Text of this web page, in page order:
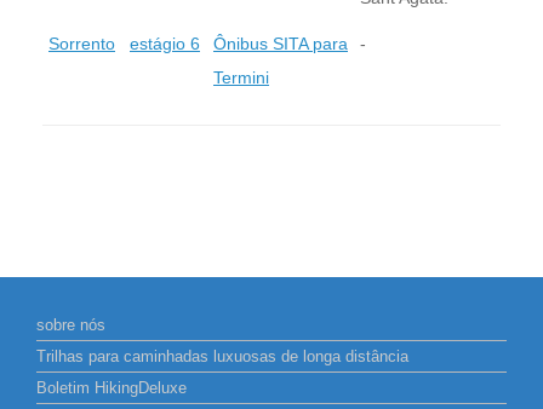
Sorrento estágio 6
Ônibus SITA para
Termini
-
sobre nós
Trilhas para caminhadas luxuosas de longa distância
Boletim HikingDeluxe